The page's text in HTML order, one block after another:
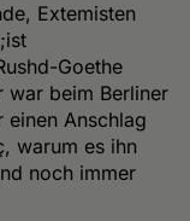
Extemisten
Goethe
war beim Berliner
einen Anschlag
warum es ihn
noch immer